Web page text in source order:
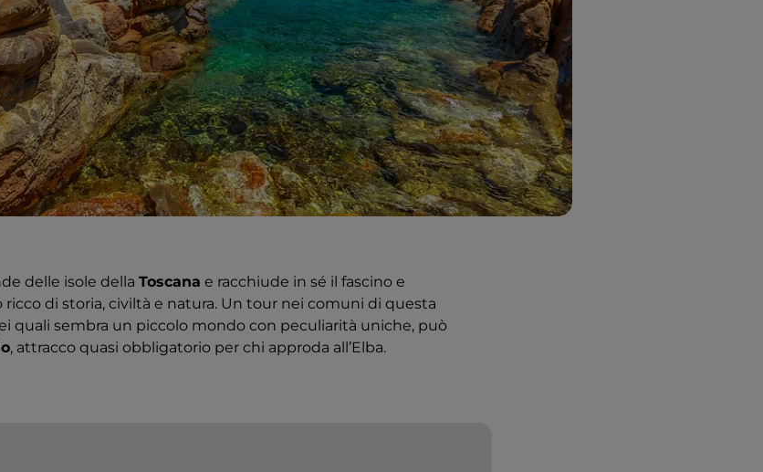
delle isole della Toscana e racchiude in sé il fascino e
ricco di storia, civiltà e natura. Un tour nei comuni di questa
quali sembra un piccolo mondo con peculiarità uniche, può
, attracco quasi obbligatorio per chi approda all’Elba.